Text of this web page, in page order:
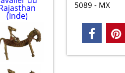
5089 - MX